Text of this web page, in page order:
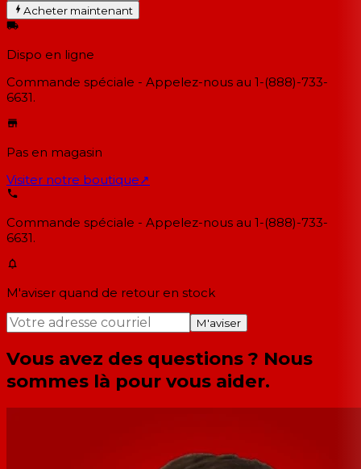
Acheter maintenant
Dispo en ligne
Commande spéciale - Appelez-nous au 1-(888)-733-
6631.
Pas en magasin
Visiter notre boutique↗
Commande spéciale - Appelez-nous au 1-(888)-733-
6631.
M'aviser quand de retour en stock
M'aviser
Vous avez des questions ? Nous
sommes là pour vous aider.